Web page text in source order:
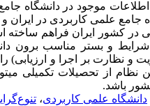
جامع علمی کاربردی در
شرایط و بستر مناسب برون
از تحصیلات تکمیلی
باشد.
دانشگاه علمی کاربردی،